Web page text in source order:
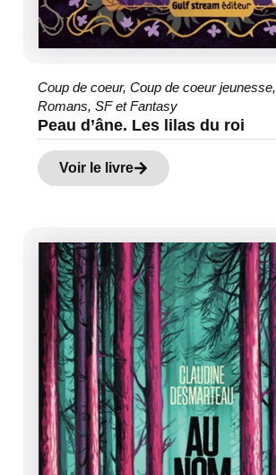
Coup de coeur, Coup de coeur jeunesse,
Romans, SF et Fantasy
Peau d’âne. Les lilas du roi
Voir le livre